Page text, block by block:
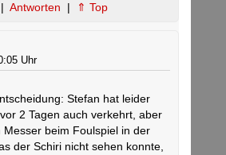
| Antworten | ⇑ Top
Uhr
Stefan hat leider
2 Tagen auch verkehrt, aber
Messer beim Foulspiel in der
der Schiri nicht sehen konnte,